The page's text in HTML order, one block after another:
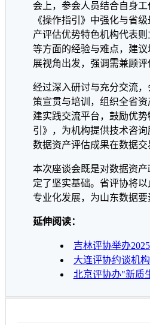
会上，参会人员结合自身工
《操作指引》中强化与省
产评估优势特色机构代表
等方面的经验与难点，建
展视角出发，强调需兼顾
经过深入研讨与充分交流
策宣贯与培训，组织全省
建实践交流平台，鼓励优
引》，为机构提供技术咨
数据资产评估成果在数据交
本次座谈会既是对数据资
定了坚实基础。省评协将
专业化发展，为山东数据
延伸阅读：
吉林评协举办
大连评协约谈机
北京评协办"新质